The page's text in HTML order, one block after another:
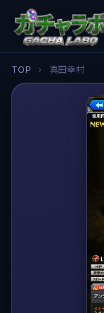
TOP › 真田幸村